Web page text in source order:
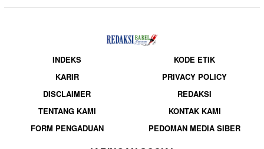
INDEKS
KODE ETIK
KARIR
PRIVACY POLICY
DISCLAIMER
REDAKSI
TENTANG KAMI
KONTAK KAMI
FORM PENGADUAN
PEDOMAN MEDIA SIBER